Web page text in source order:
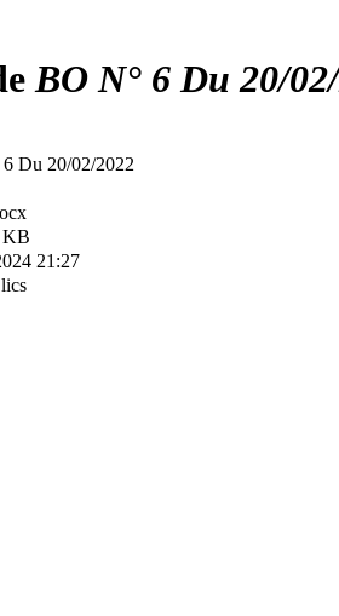
BO N° 6 Du 20/
Du 20/02/2022
KB
21:27